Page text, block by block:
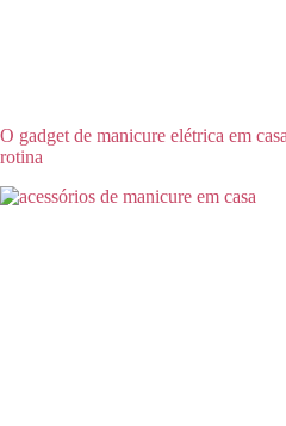
O gadget de manicure elétrica em
rotina